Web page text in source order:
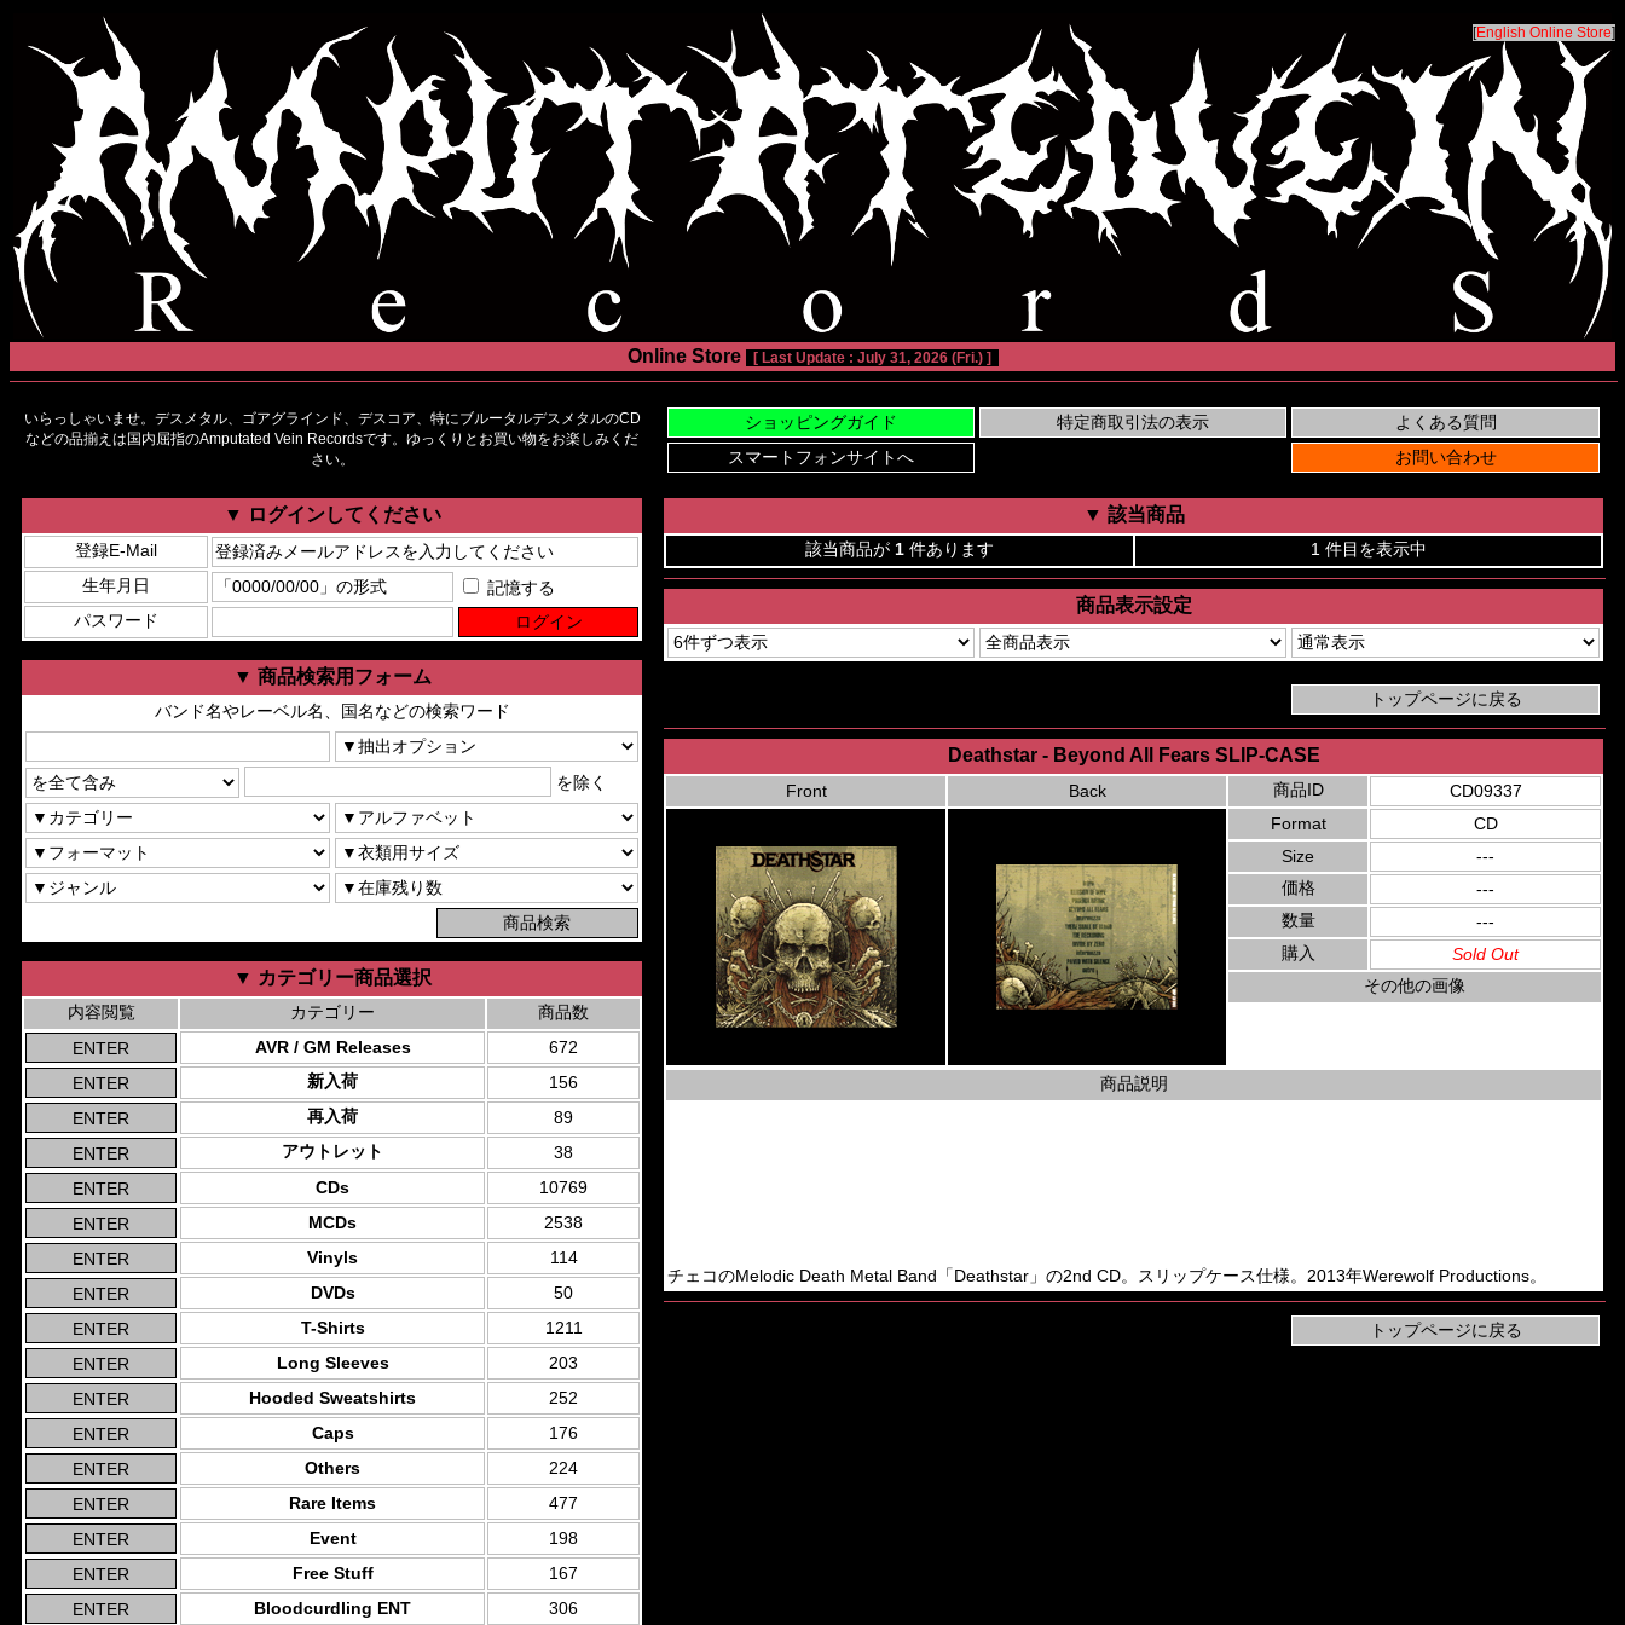
[English Online Store]
Online Store [ Last Update : July 31, 2026 (Fri.) ]
いらっしゃいませ。デスメタル、ゴアグラインド、デスコア、特にブルータルデスメタルのCD
などの品揃えは国内屈指のAmputated Vein Recordsです。ゆっくりとお買い物をお楽しみくだ
さい。
▼ ログインしてください
登録E-Mail
生年月日
記憶する
パスワード
▼ 商品検索用フォーム
バンド名やレーベル名、国名などの検索ワード
を除く
▼ カテゴリー商品選択
内容閲覧 カテゴリー
商品数
AVR / GM Releases
672
新入荷
156
再入荷
89
アウトレット
38
CDs
10769
MCDs
2538
Vinyls
114
DVDs
50
T-Shirts
1211
Long Sleeves
203
Hooded Sweatshirts
252
Caps
176
Others
224
Rare Items
477
Event
198
Free Stuff
167
Bloodcurdling ENT
306
▼ 該当商品
該当商品が 1 件あります 1 件目を表示中
商品表示設定
Deathstar - Beyond All Fears SLIP-CASE
Front Back 商品ID
CD09337
Format
CD
Size
---
価格
---
数量
---
購入
Sold Out
その他の画像
商品説明
チェコのMelodic Death Metal Band「Deathstar」の2nd CD。スリップケース仕様。2013年Werewolf Productions。